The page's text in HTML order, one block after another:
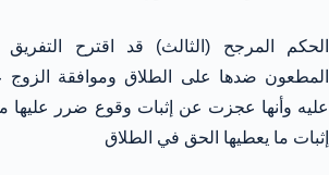
الحكم المرجح (الثالث) قد اقترح
المطعون ضدها على الطلاق وموافقة الزوج
عليه وأنها عجزت عن إثبات وقوع ضرر
إثبات ما يعطيها الحق في الطلاق